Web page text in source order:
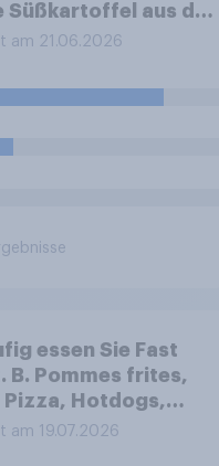
aus den
die häufig zum
verwendet
am 21.06.2026
essen Sie Fast
B. Pommes frites,
Pizza, Hotdogs,
Nuggets oder
am 19.07.2026